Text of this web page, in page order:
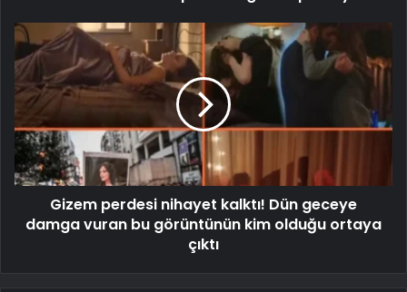
Gizem perdesi nihayet kalktı! Dün geceye
damga vuran bu görüntünün kim olduğu ortaya
çıktı